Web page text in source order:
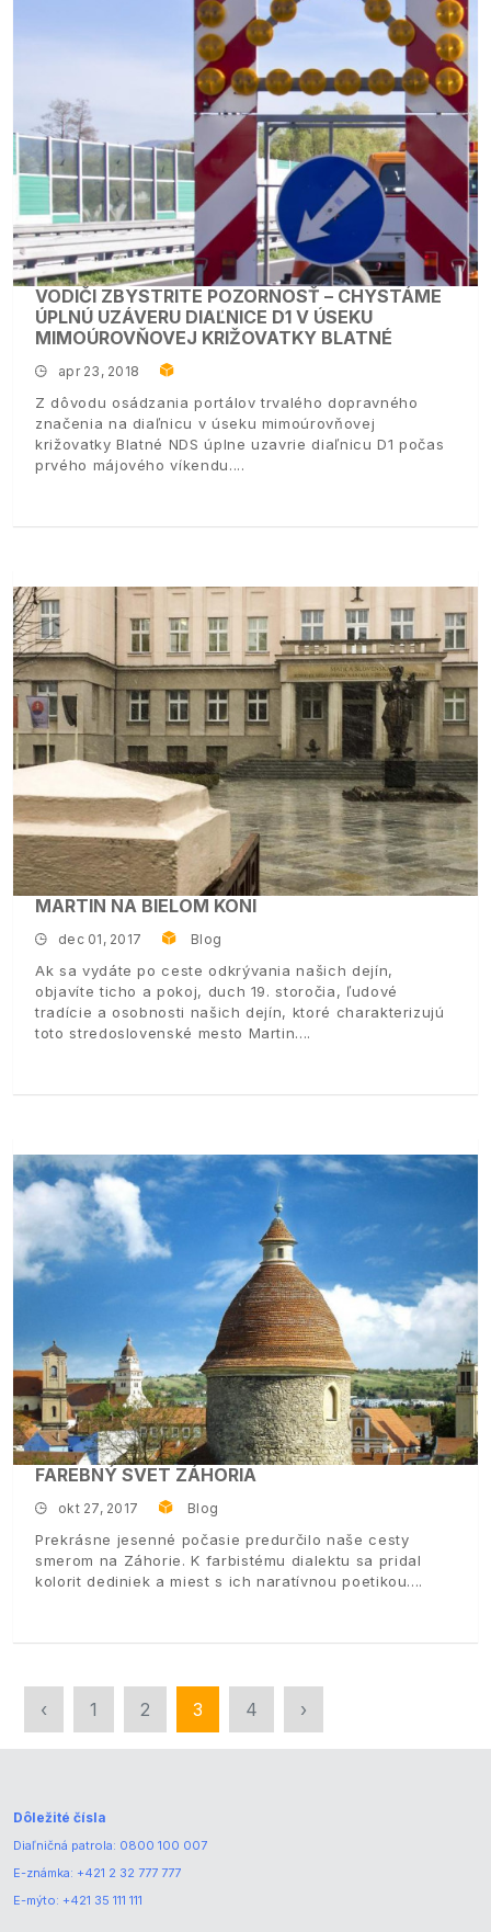
VODIČI ZBYSTRITE POZORNOSŤ – CHYSTÁME
ÚPLNÚ UZÁVERU DIAĽNICE D1 V ÚSEKU
MIMOÚROVŇOVEJ KRIŽOVATKY BLATNÉ
apr 23, 2018
Z dôvodu osádzania portálov trvalého dopravného
značenia na diaľnicu v úseku mimoúrovňovej
križovatky Blatné NDS úplne uzavrie diaľnicu D1 počas
prvého májového víkendu.
MARTIN NA BIELOM KONI
dec 01, 2017 Blog
Ak sa vydáte po ceste odkrývania našich dejín,
objavíte ticho a pokoj, duch 19. storočia, ľudové
tradície a osobnosti našich dejín, ktoré charakterizujú
toto stredoslovenské mesto Martin.
FAREBNÝ SVET ZÁHORIA
okt 27, 2017 Blog
Prekrásne jesenné počasie predurčilo naše cesty
smerom na Záhorie. K farbistému dialektu sa pridal
kolorit dediniek a miest s ich naratívnou poetikou.
‹ 1 2 3 4 ›
Dôležité čísla
Diaľničná patrola: 0800 100 007
E-známka: +421 2 32 777 777
E-mýto: +421 35 111 111